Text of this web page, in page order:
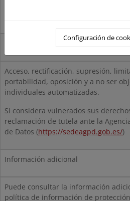
Acceso, rectificación, supresión,
portabilidad, oposición y a no ser
individuales automatizadas.
Si considera vulnerados sus
reclamación de tutela ante la
de Datos (https://sedeagpd.gob.es/)
Información adicional
Puede consultar la información
política de información de
Configuración de